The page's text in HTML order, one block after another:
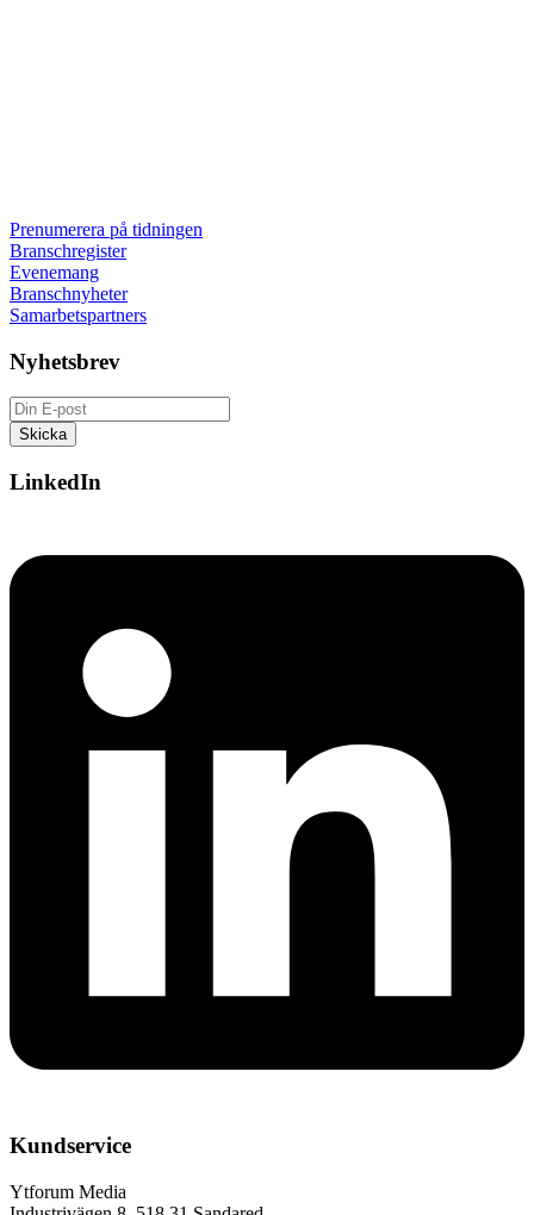
Prenumerera på tidningen
Branschregister
Evenemang
Branschnyheter
Samarbetspartners
Nyhetsbrev
LinkedIn
Kundservice
Ytforum Media